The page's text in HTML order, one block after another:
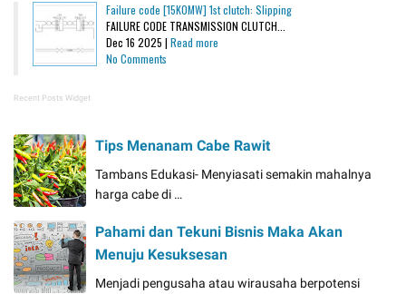
Failure code [15K0MW] 1st clutch: Slipping
FAILURE CODE TRANSMISSION CLUTCH...
Dec 16 2025 | Read more
No Comments
Recent Posts Widget
Tips Menanam Cabe Rawit
Tambans Edukasi- Menyiasati semakin mahalnya
harga cabe di …
Pahami dan Tekuni Bisnis Maka Akan
Menuju Kesuksesan
Menjadi pengusaha atau wirausaha berpotensi